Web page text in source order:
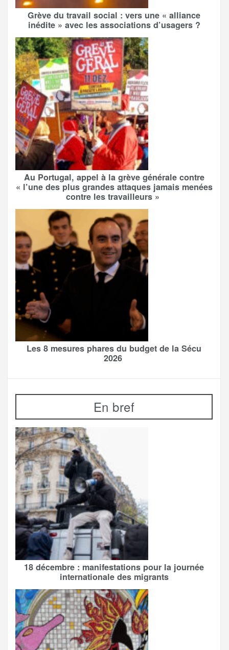
Grève du travail social : vers une « alliance
inédite » avec les associations d’usagers ?
Au Portugal, appel à la grève générale contre
« l’une des plus grandes attaques jamais menées
contre les travailleurs »
Les 8 mesures phares du budget de la Sécu
2026
En bref
18 décembre : manifestations pour la journée
internationale des migrants